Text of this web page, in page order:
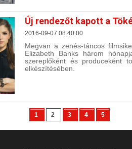
Új rendezőt kapott a
2016-09-07 08:40:00
Megvan a zenés-táncos
Elizabeth Banks három
szereplőként és produceként
elkészítésében.
1 2 3 4 5